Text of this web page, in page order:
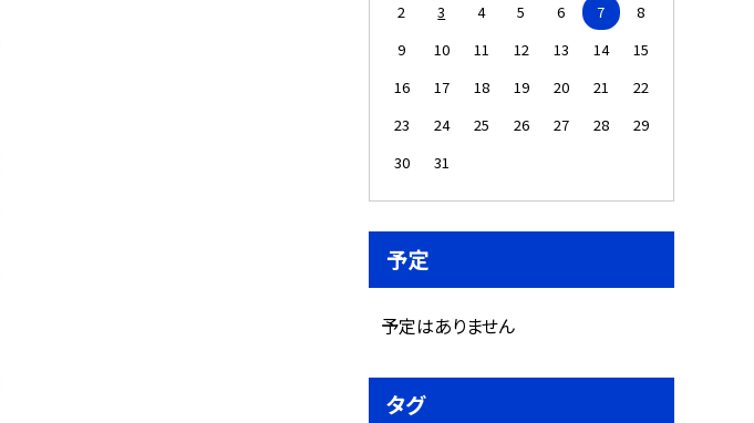
2
3 4 5 6 7
8
9
10 11 12 13 14
15
16
17 18 19 20 21
22
23
24 25 26 27 28
29
30
31
予定
予定はありません
タグ